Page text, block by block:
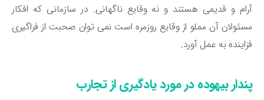
و قدیمی هستند و نه وقایع ناگهانی. در سازمانی که افکار
آن مملو از وقایع روزمره است نمی توان صحبت از فراگیری
به عمل آورد.
بیهوده در مورد یادگیری از تجارب